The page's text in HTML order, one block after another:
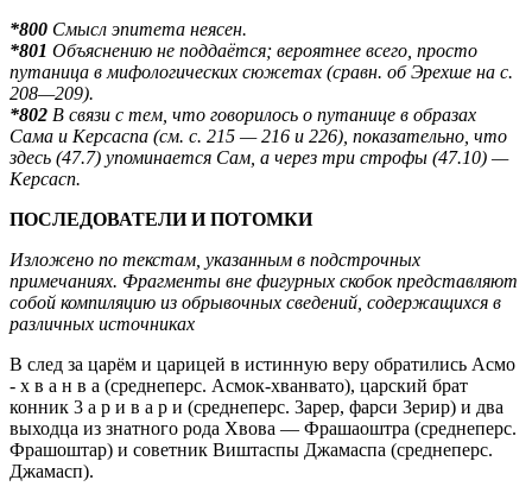
*800 Смысл эпитета неясен.
*801 Объяснению не поддаётся; вероятнее всего, просто
путаница в мифологических сюжетах (сравн. об Эрехше на с.
208—209).
*802 В связи с тем, что говорилось о путанице в образах
Сама и Керсаспа (см. с. 215 — 216 и 226), показательно, что
здесь (47.7) упоминается Сам, а через три строфы (47.10) —
Керсасп.
ПОСЛЕДОВАТЕЛИ И ПОТОМКИ
Изложено по текстам, указанным в подстрочных
примечаниях. Фрагменты вне фигурных скобок представляют
собой компиляцию из обрывочных сведений, содержащихся в
различных источниках
В след за царём и царицей в истинную веру обратились Асмо
- х в а н в а (среднеперс. Асмок-хванвато), царский брат
конник 3 а р и в а р и (среднеперс. 3арер, фарси 3ерир) и два
выходца из знатного рода Хвова — Фрашаоштра (среднеперс.
Фрашоштар) и советник Виштаспы Джамаспа (среднеперс.
Джамасп).